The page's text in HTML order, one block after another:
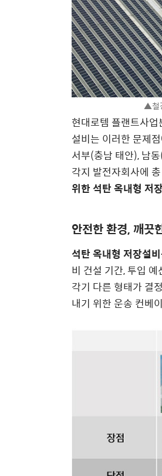
▲철
현대로템 플랜트사업
설비는 이러한 문제
서부(충남 태안), 남
각지 발전자회사에
위한 석탄 옥내형 저
안전한 환경, 깨끗
석탄 옥내형 저장설
비 건설 기간, 투입
각기 다른 형태가 결
내기 위한 운송 컨베